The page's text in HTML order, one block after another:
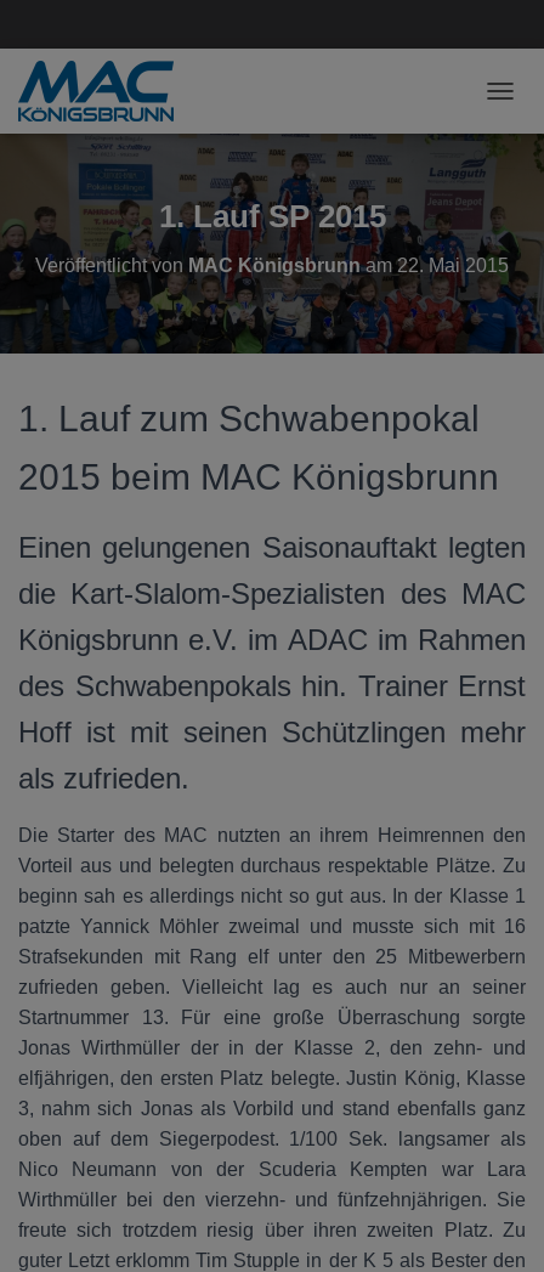
1. Lauf SP 2015
Veröffentlicht von MAC Königsbrunnam22. Mai 2015
1. Lauf zum Schwabenpokal
2015 beim MAC Königsbrunn
Einen gelungenen Saisonauftakt legten
die Kart-Slalom-Spezialisten des MAC
Königsbrunn e.V. im ADAC im Rahmen
des Schwabenpokals hin. Trainer Ernst
Hoff ist mit seinen Schützlingen mehr
als zufrieden.
Die Starter des MAC nutzten an ihrem Heimrennen den
Vorteil aus und belegten durchaus respektable Plätze. Zu
beginn sah es allerdings nicht so gut aus. In der Klasse 1
patzte Yannick Möhler zweimal und musste sich mit 16
Strafsekunden mit Rang elf unter den 25 Mitbewerbern
zufrieden geben. Vielleicht lag es auch nur an seiner
Startnummer 13. Für eine große Überraschung sorgte
Jonas Wirthmüller der in der Klasse 2, den zehn- und
elfjährigen, den ersten Platz belegte. Justin König, Klasse
3, nahm sich Jonas als Vorbild und stand ebenfalls ganz
oben auf dem Siegerpodest. 1/100 Sek. langsamer als
Nico Neumann von der Scuderia Kempten war Lara
Wirthmüller bei den vierzehn- und fünfzehnjährigen. Sie
freute sich trotzdem riesig über ihren zweiten Platz. Zu
guter Letzt erklomm Tim Stupple in der K 5 als Bester den